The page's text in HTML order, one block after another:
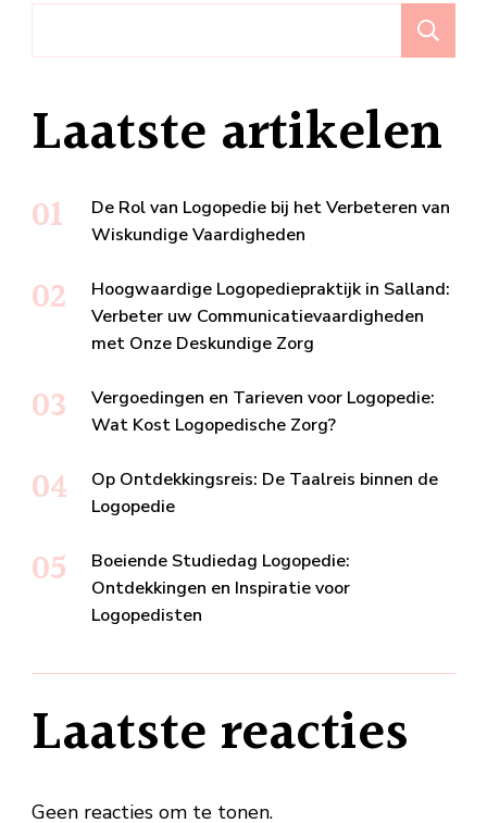
Laatste artikelen
De Rol van Logopedie bij het Verbeteren van
Wiskundige Vaardigheden
Hoogwaardige Logopediepraktijk in Salland:
Verbeter uw Communicatievaardigheden
met Onze Deskundige Zorg
Vergoedingen en Tarieven voor Logopedie:
Wat Kost Logopedische Zorg?
Op Ontdekkingsreis: De Taalreis binnen de
Logopedie
Boeiende Studiedag Logopedie:
Ontdekkingen en Inspiratie voor
Logopedisten
Laatste reacties
Geen reacties om te tonen.